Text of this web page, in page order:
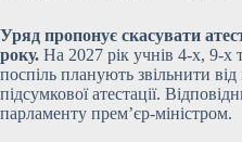
Уряд пропонує скасувати
року. На 2027 рік учнів 4-х, 9-х
поспіль планують звільнити
підсумкової атестації.
парламенту прем’єр-міністром.